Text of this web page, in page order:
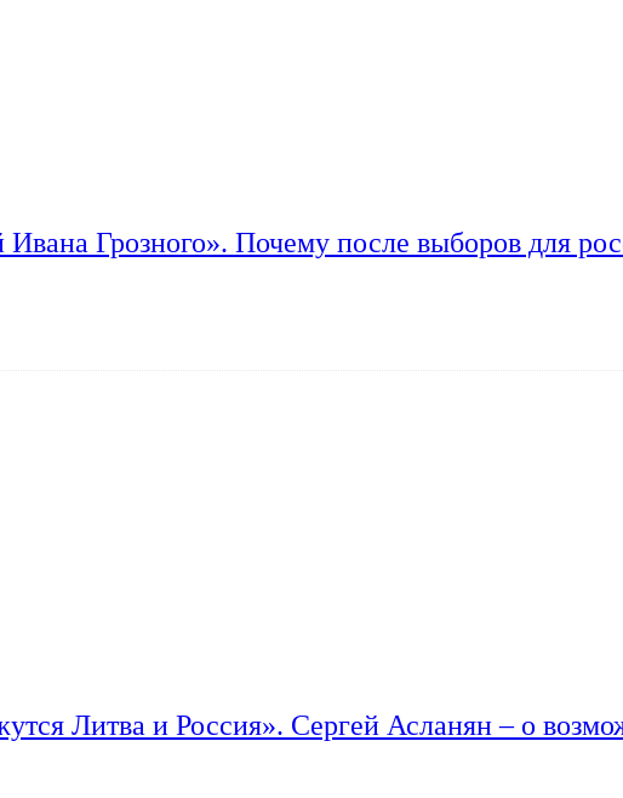
Ивана Грозного». Почему после выборов для
Литва и Россия». Сергей Асланян – о